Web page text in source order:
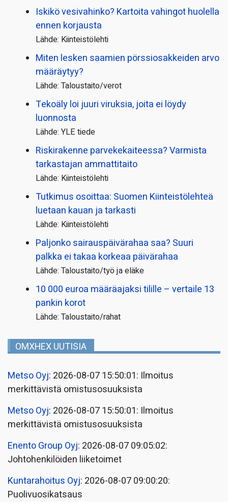
Iskikö vesivahinko? Kartoita vahingot huolella
ennen korjausta
Lähde: Kiinteistölehti
Miten lesken saamien pörssi­osakkeiden arvo
määräytyy?
Lähde: Taloustaito/verot
Tekoäly loi juuri viruksia, joita ei löydy
luonnosta
Lähde: YLE tiede
Riskirakenne parvekekaiteessa? Varmista
tarkastajan ammattitaito
Lähde: Kiinteistölehti
Tutkimus osoittaa: Suomen Kiinteistölehteä
luetaan kauan ja tarkasti
Lähde: Kiinteistölehti
Paljonko sairauspäivä­rahaa saa? Suuri
palkka ei takaa korkeaa päivärahaa
Lähde: Taloustaito/työ ja eläke
10 000 euroa määräajaksi tilille – vertaile 13
pankin korot
Lähde: Taloustaito/rahat
OMXHEX UUTISIA
Metso Oyj: 2026-08-07 15:50:01: Ilmoitus
merkittävistä omistusosuuksista
Metso Oyj: 2026-08-07 15:50:01: Ilmoitus
merkittävistä omistusosuuksista
Enento Group Oyj: 2026-08-07 09:05:02:
Johtohenkilöiden liiketoimet
Kuntarahoitus Oyj: 2026-08-07 09:00:20:
Puolivuosikatsaus